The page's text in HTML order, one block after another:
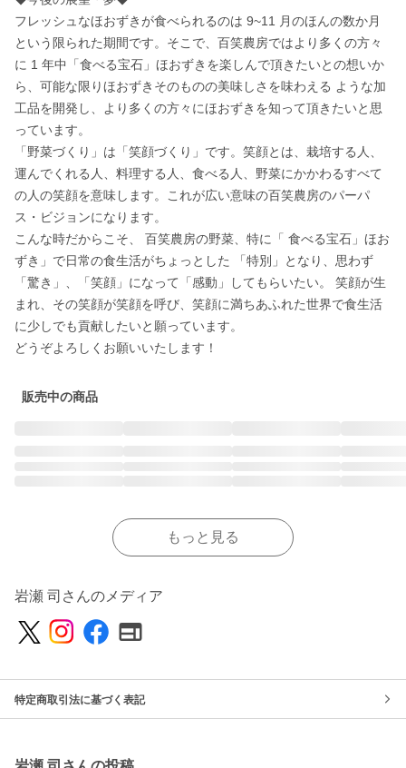
フレッシュなほおずきが食べられるのは 9~11 月のほんの数か月
という限られた期間です。そこで、百笑農房ではより多くの方々
に 1 年中「食べる宝石」ほおずきを楽しんで頂きたいとの想いか
ら、可能な限りほおずきそのものの美味しさを味わえる ような加
工品を開発し、より多くの方々にほおずきを知って頂きたいと思
っています。
「野菜づくり」は「笑顔づくり」です。笑顔とは、栽培する人、
運んでくれる人、料理する人、食べる人、野菜にかかわるすべて
の人の笑顔を意味します。これが広い意味の百笑農房のパーパ
ス・ビジョンになります。
こんな時だからこそ、 百笑農房の野菜、特に「 食べる宝石」ほお
ずき」で日常の食生活がちょっとした 「特別」となり、思わず
「驚き」、「笑顔」になって「感動」してもらいたい。 笑顔が生
まれ、その笑顔が笑顔を呼び、笑顔に満ちあふれた世界で食生活
に少しでも貢献したいと願っています。
販売中の商品
もっと見る
岩瀬 司さんのメディア
特定商取引法に基づく表記